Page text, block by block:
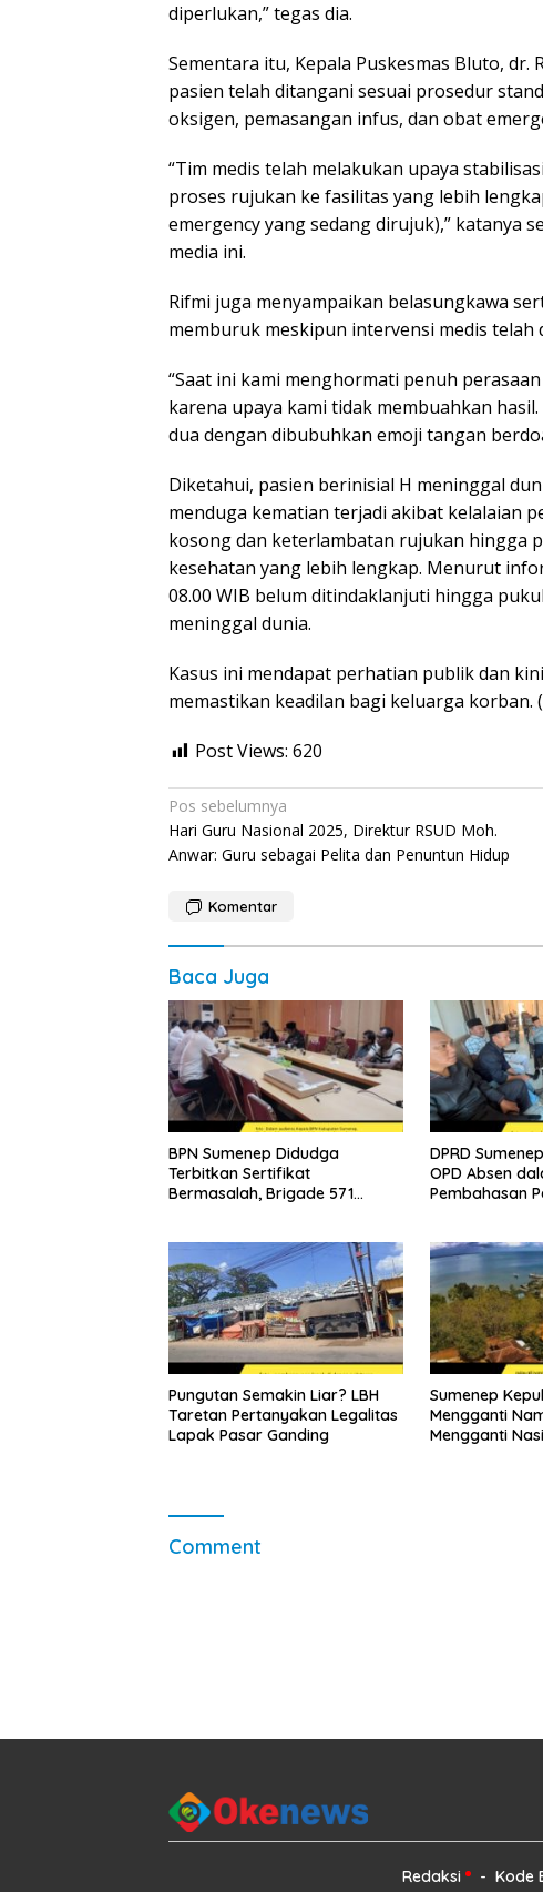
diperlukan,” tegas dia.
Sementara itu, Kepala Puskesmas Bluto,
pasien telah ditangani sesuai prosedur
oksigen, pemasangan infus, dan obat
“Tim medis telah melakukan upaya
proses rujukan ke fasilitas yang lebih
emergency yang sedang dirujuk),” katanya
media ini.
Rifmi juga menyampaikan belasungkawa
memburuk meskipun intervensi medis telah
“Saat ini kami menghormati penuh
karena upaya kami tidak membuahkan
dua dengan dibubuhkan emoji tangan
Diketahui, pasien berinisial H meninggal
menduga kematian terjadi akibat kelalaian
kosong dan keterlambatan rujukan hingga
kesehatan yang lebih lengkap. Menurut
08.00 WIB belum ditindaklanjuti hingga
meninggal dunia.
Kasus ini mendapat perhatian publik dan
memastikan keadilan bagi keluarga korban.
Post Views: 620
Navigasi
pos
Pos sebelumnya
Hari Guru Nasional 2025, Direktur RSUD Moh.
Anwar: Guru sebagai Pelita dan Penuntun Hidup
Komentar
Baca Juga
BPN Sumenep Didudga
Terbitkan Sertifikat
Bermasalah, Brigade 571
DPRD
OPD Absen
Pembahasan
Pungutan Semakin Liar? LBH
Taretan Pertanyakan Legalitas
Lapak Pasar Ganding
Sumenep
Mengganti
Mengganti
Comment
Redaksi Kode